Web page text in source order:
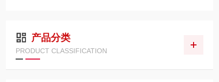
产品分类
PRODUCT CLASSIFICATION